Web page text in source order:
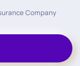
Company